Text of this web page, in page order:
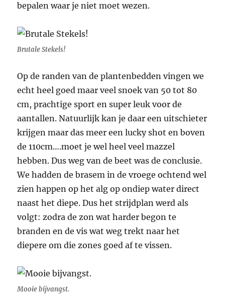
bepalen waar je niet moet wezen.
Brutale Stekels!
Op de randen van de plantenbedden vingen we
echt heel goed maar veel snoek van 50 tot 80
cm, prachtige sport en super leuk voor de
aantallen. Natuurlijk kan je daar een uitschieter
krijgen maar das meer een lucky shot en boven
de 110cm….moet je wel heel veel mazzel
hebben. Dus weg van de beet was de conclusie.
We hadden de brasem in de vroege ochtend wel
zien happen op het alg op ondiep water direct
naast het diepe. Dus het strijdplan werd als
volgt: zodra de zon wat harder begon te
branden en de vis wat weg trekt naar het
diepere om die zones goed af te vissen.
Mooie bijvangst.